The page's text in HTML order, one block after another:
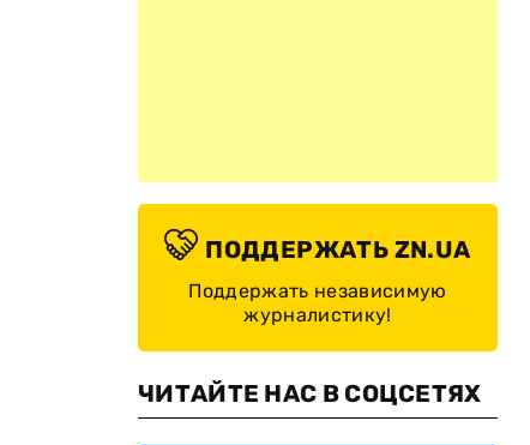
ПОДДЕРЖАТЬ ZN.UA
Поддержать независимую
журналистику!
ЧИТАЙТЕ НАС В СОЦСЕТЯХ